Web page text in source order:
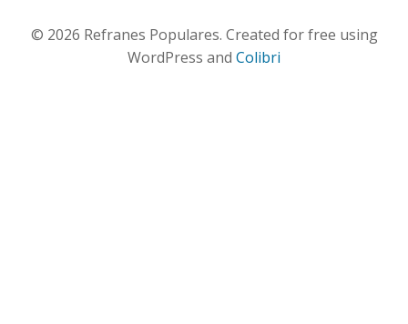
© 2026 Refranes Populares. Created for free using
WordPress and Colibri